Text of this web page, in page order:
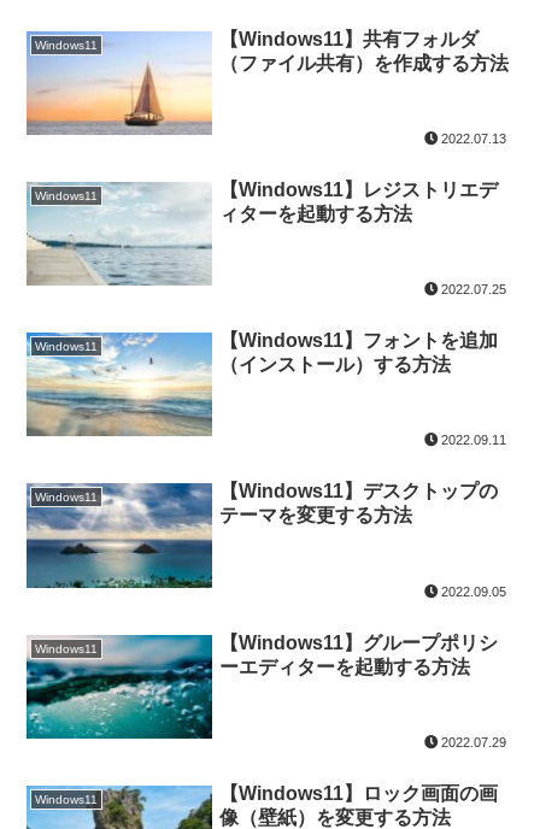
Windows11
【Windows11】共有フォルダ
（ファイル共有）を作成する方法
2022.07.13
Windows11
【Windows11】レジストリエデ
ィターを起動する方法
2022.07.25
Windows11
【Windows11】フォントを追加
（インストール）する方法
2022.09.11
Windows11
【Windows11】デスクトップの
テーマを変更する方法
2022.09.05
Windows11
【Windows11】グループポリシ
ーエディターを起動する方法
2022.07.29
Windows11
【Windows11】ロック画面の画
像（壁紙）を変更する方法